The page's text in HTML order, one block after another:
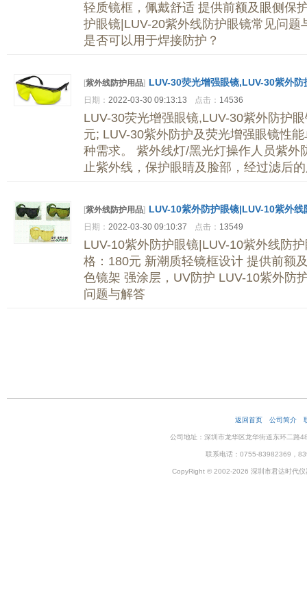
轻质镜框，佩戴舒适 提供前额及眼侧保
护眼镜|LUV-20紫外线防护眼镜常见问
是否可以用于焊接防护？
[紫外线防护用品] LUV-30荧光增强眼镜,LUV-30紫外防
日期： 2022-03-30 09:13:13 点击： 14536
LUV-30荧光增强眼镜,LUV-30紫外防护
元; LUV-30紫外防护及荧光增强眼镜性
种需求。 紫外线灯/黑光灯操作人员紫外
止紫外线，保护眼睛及脸部，经过滤后
[紫外线防护用品] LUV-10紫外防护眼镜|LUV-10紫外线
日期： 2022-03-30 09:10:37 点击： 13549
LUV-10紫外防护眼镜|LUV-10紫外线防
格：180元 新潮质轻镜框设计 提供前额
色镜架 强涂层，UV防护 LUV-10紫外防
问题与解答
返回首页 公司简介
公司地址：深圳市龙华区龙华街道东环二
联系电话：0755-83982369，
CopyRight © 2002-2026 深圳市君达时代